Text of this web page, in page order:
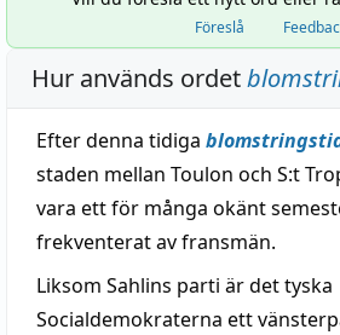
Föreslå
Hur används ordet
Efter denna tidiga
staden mellan Toulon och S:t
vara ett för många okänt
frekventerat av fransmän.
Liksom Sahlins parti är det tyska
Socialdemokraterna ett